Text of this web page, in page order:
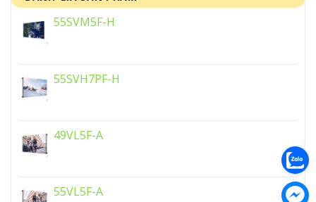
55SVM5F-H
55SVH7PF-H
49VL5F-A
55VL5F-A